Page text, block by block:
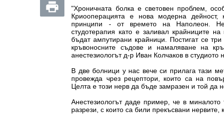
"Хроничната болка е световен проблем,
Криооперацията е нова модерна дейност,
принципи - от времето на Наполеон.
студотерапия като е заливал крайниците
бъдат ампутирани крайници. Постигат се
кръвоносните съдове и намаляване на
анестезиологът д-р Иван Колчаков в студиото
В две болници у нас вече си прилага тази
провежда чрез рецептори, които са на
Целта е този нерв да бъде замразен и той да
Анестезиологът даде пример, че в миналото
разрези, с които са били прекъсвани нервите,